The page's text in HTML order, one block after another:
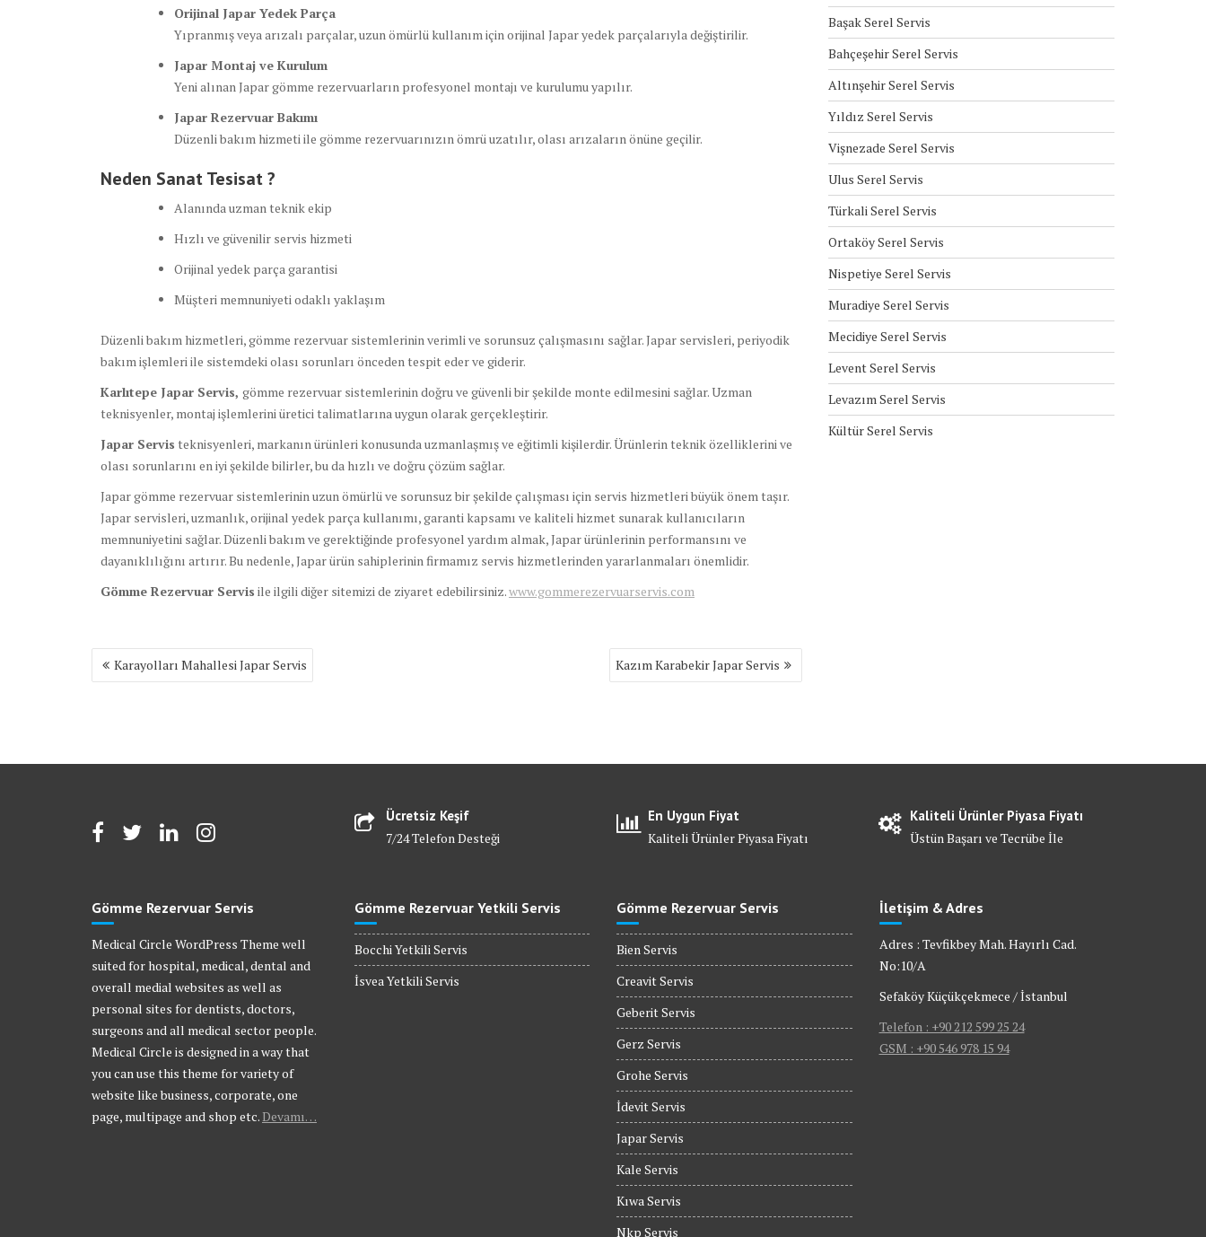
Orijinal Japar Yedek Parça
Yıpranmış veya arızalı parçalar, uzun ömürlü kullanım için orijinal Japar yedek parçalarıyla değiştirilir.
Japar Montaj ve Kurulum
Yeni alınan Japar gömme rezervuarların profesyonel montajı ve kurulumu yapılır.
Japar Rezervuar Bakımı
Düzenli bakım hizmeti ile gömme rezervuarınızın ömrü uzatılır, olası arızaların önüne geçilir.
Neden Sanat Tesisat ?
Alanında uzman teknik ekip
Hızlı ve güvenilir servis hizmeti
Orijinal yedek parça garantisi
Müşteri memnuniyeti odaklı yaklaşım
Düzenli bakım hizmetleri, gömme rezervuar sistemlerinin verimli ve sorunsuz çalışmasını sağlar. Japar servisleri, periyodik
bakım işlemleri ile sistemdeki olası sorunları önceden tespit eder ve giderir.
Karlıtepe Japar Servis, gömme rezervuar sistemlerinin doğru ve güvenli bir şekilde monte edilmesini sağlar. Uzman
teknisyenler, montaj işlemlerini üretici talimatlarına uygun olarak gerçekleştirir.
Japar Servis teknisyenleri, markanın ürünleri konusunda uzmanlaşmış ve eğitimli kişilerdir. Ürünlerin teknik özelliklerini ve
olası sorunlarını en iyi şekilde bilirler, bu da hızlı ve doğru çözüm sağlar.
Japar gömme rezervuar sistemlerinin uzun ömürlü ve sorunsuz bir şekilde çalışması için servis hizmetleri büyük önem taşır.
Japar servisleri, uzmanlık, orijinal yedek parça kullanımı, garanti kapsamı ve kaliteli hizmet sunarak kullanıcıların
memnuniyetini sağlar. Düzenli bakım ve gerektiğinde profesyonel yardım almak, Japar ürünlerinin performansını ve
dayanıklılığını artırır. Bu nedenle, Japar ürün sahiplerinin firmamız servis hizmetlerinden yararlanmaları önemlidir.
Gömme Rezervuar Servis ile ilgili diğer sitemizi de ziyaret edebilirsiniz.www.gommerezervuarservis.com
Yazı
gezinmesi
Karayolları Mahallesi Japar Servis Kazım Karabekir Japar Servis
Başak Serel Servis
Bahçeşehir Serel Servis
Altınşehir Serel Servis
Yıldız Serel Servis
Vişnezade Serel Servis
Ulus Serel Servis
Türkali Serel Servis
Ortaköy Serel Servis
Nispetiye Serel Servis
Muradiye Serel Servis
Mecidiye Serel Servis
Levent Serel Servis
Levazım Serel Servis
Kültür Serel Servis
Ücretsiz Keşif
7/24 Telefon Desteği
En Uygun Fiyat
Kaliteli Ürünler Piyasa Fiyatı
Kaliteli Ürünler Piyasa Fiyatı
Üstün Başarı ve Tecrübe İle
Gömme Rezervuar Servis
Medical Circle WordPress Theme well
suited for hospital, medical, dental and
overall medial websites as well as
personal sites for dentists, doctors,
surgeons and all medical sector people.
Medical Circle is designed in a way that
you can use this theme for variety of
website like business, corporate, one
page, multipage and shop etc.Devamı…
Gömme Rezervuar Yetkili Servis
Bocchi Yetkili Servis
İsvea Yetkili Servis
Gömme Rezervuar Servis
Bien Servis
Creavit Servis
Geberit Servis
Gerz Servis
Grohe Servis
İdevit Servis
Japar Servis
Kale Servis
Kıwa Servis
Nkp Servis
İletişim & Adres
Adres : Tevfikbey Mah. Hayırlı Cad.
No:10/A
Sefaköy Küçükçekmece / İstanbul
Telefon : +90 212 599 25 24
GSM : +90 546 978 15 94